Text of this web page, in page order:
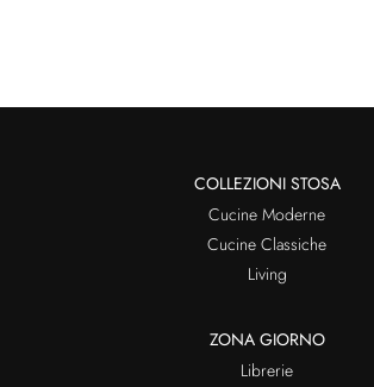
COLLEZIONI STOSA
Cucine Moderne
Cucine Classiche
Living
ZONA GIORNO
Librerie